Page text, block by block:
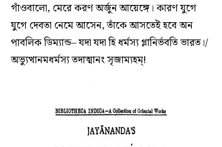
গাঁওবালো, মেরে করণ অর্জুন আয়েঙ্গে। কারণ যুগে
যুগে দেবতা নেমে আসেন, তাঁকে আসতেই হবে অন
পাবলিক ডিম্যান্ড– যদা যদা হি ধর্মস্য গ্লানির্ভবতি ভারত।/
অভ্যুত্থানমধর্মস্য তদাত্মানং সৃজাম্যহম্!